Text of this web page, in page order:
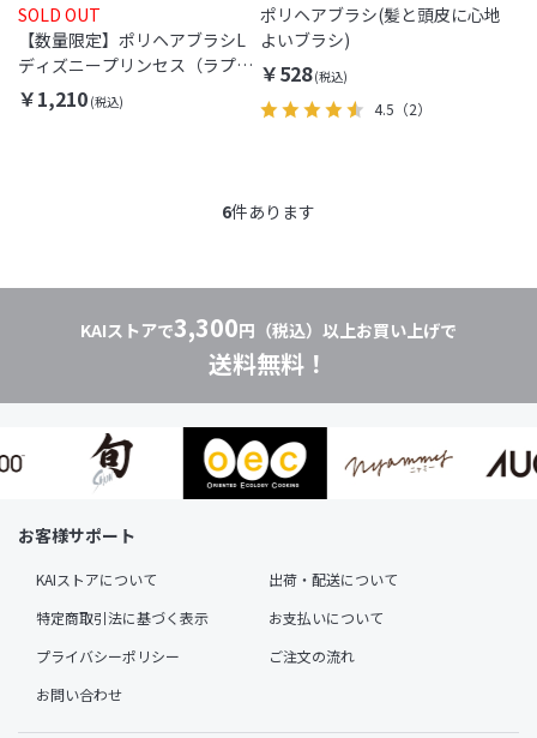
SOLD OUT
【数量限定】ポリヘアブラシL
ディズニープリンセス（ラプン
ツェル）
￥1,210
ポリヘアブラシ(髪と頭皮に心地
よいブラシ)
￥528
4.5 （2）
6件あります
KAIストアで3,300円（税込）以上お買い上げで
送料無料！
お客様サポート
KAIストアについて
出荷・配送について
特定商取引法に基づく表示
お支払いについて
プライバシーポリシー
ご注文の流れ
お問い合わせ